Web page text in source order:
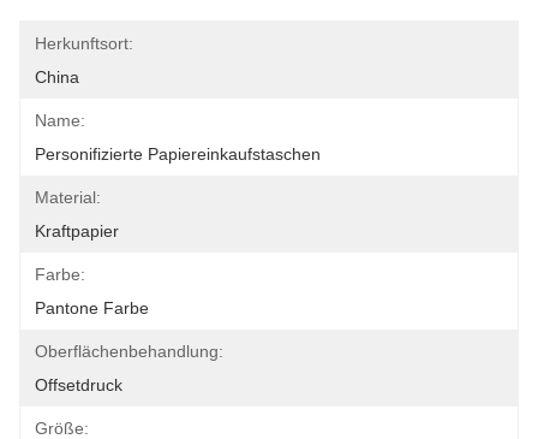
Herkunftsort:
China
Name:
Personifizierte Papiereinkaufstaschen
Material:
Kraftpapier
Farbe:
Pantone Farbe
Oberflächenbehandlung:
Offsetdruck
Größe: